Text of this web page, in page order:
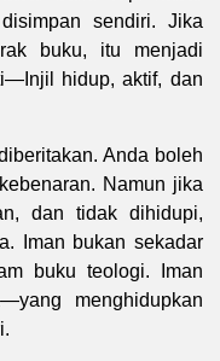
sendiri. Jika
buku, itu menjadi
hidup, aktif, dan
Anda boleh
Namun jika
dan tidak dihidupi,
Iman bukan sekadar
buku teologi. Iman
menghidupkan